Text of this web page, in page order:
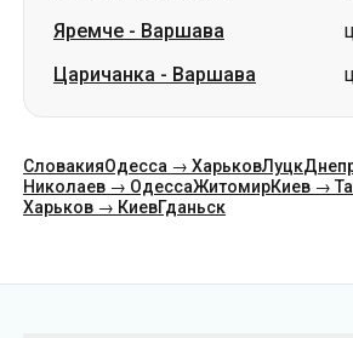
Яремче - Варшава
Царичанка - Варшава
СловакияОдесса → ХарьковЛуцк
Николаев → ОдессаЖитомирКиев →
Харьков → КиевГданьск